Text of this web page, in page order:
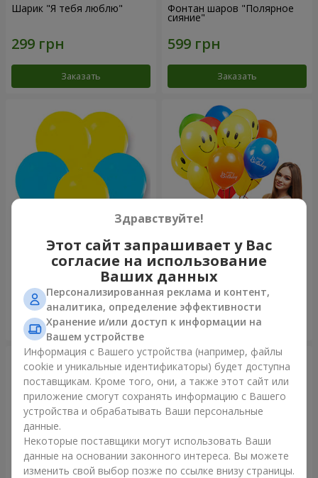
Шарик "Я тебя люблю"
Заказать
Фонтан шаров "Полярное
сияние"
Заказать
Коллекция шаров "Украина"
Заказать
Коллекция шариков
"Веселый День Рождения" -
7 шариков
Заказать
Здравствуйте!
Этот сайт запрашивает у Вас
согласие на использование
Ваших данных
Персонализированная реклама и контент,
аналитика, определение эффективности
Хранение и/или доступ к информации на
Вашем устройстве
Информация с Вашего устройства (например, файлы
cookie и уникальные идентификаторы) будет доступна
поставщикам. Кроме того, они, а также этот сайт или
приложение смогут сохранять информацию с Вашего
устройства и обрабатывать Ваши персональные
данные.
Некоторые поставщики могут использовать Ваши
данные на основании законного интереса. Вы можете
изменить свой выбор позже по ссылке внизу страницы.